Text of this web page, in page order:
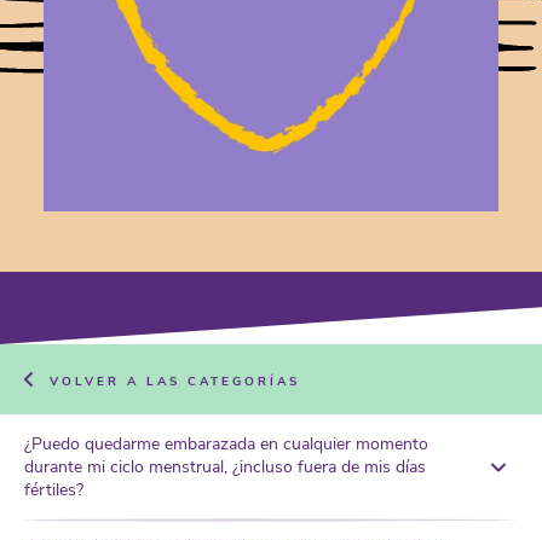
VOLVER A LAS CATEGORÍAS
¿Puedo quedarme embarazada en cualquier momento
durante mi ciclo menstrual, ¿incluso fuera de mis días
fértiles?